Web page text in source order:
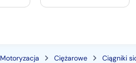
3539
Motoryzacja Ciężarowe Ciągniki